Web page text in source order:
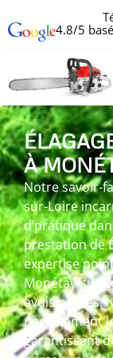
4.8/5
À
Notre savoir-
sur-Loire
d’pratique
prestation de
expertise
Monétay-sur-
avoisinantes.
parfaitement
garantissant